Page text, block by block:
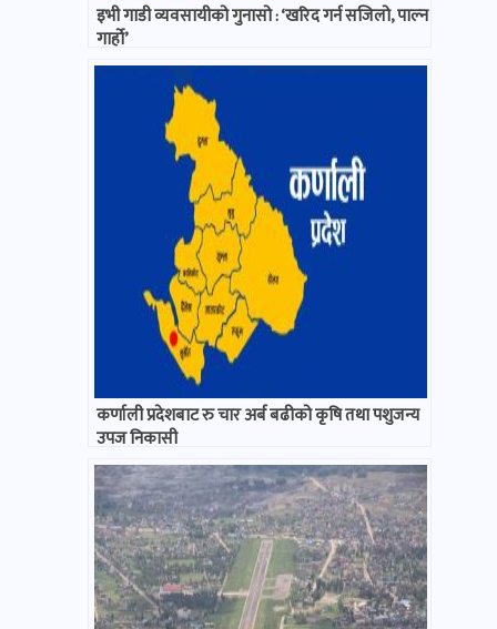
इभी गाडी व्यवसायीको गुनासो : ‘खरिद गर्न सजिलो, पाल्न
गार्हो’
कर्णाली प्रदेशबाट रु चार अर्ब बढीको कृषि तथा पशुजन्य
उपज निकासी